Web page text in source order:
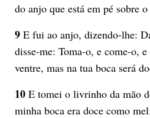
do anjo que está em pé sobre
9E fui ao anjo, dizendo-lhe:
disse-me: Toma-o, e come-o,
ventre, mas na tua boca será
10E tomei o livrinho da mão
minha boca era doce como